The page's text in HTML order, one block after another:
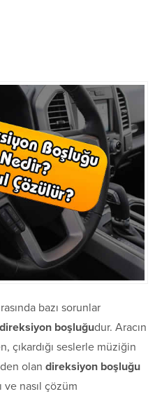
bazı sorunlar
direksiyon boşluğudur. Aracın
çıkardığı seslerle müziğin
olan direksiyon boşluğu
ve nasıl çözüm